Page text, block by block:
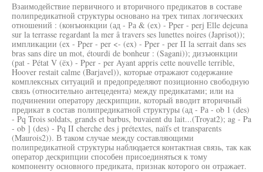
Взаимодействие первичного и вторичного предикатов в составе
полипредикатной структуры основано на трех типах логических
отношений : (конъюнкции (ад - Ра & (ex) - Pper - perj Elle dejeuna
sur la terrasse regardant la mer â travers ses lunettes noires (Japrisot));
импликации (ex - Pper - per <- (ex) - Pper - per II la serrait dans ses
bras sans dire un mot, étourdi de bonheur : (Sagani)); дизъюнкции
(pat - Pétat V (ëx) - Pper - per Ayant appris cette nouvelle terrible,
Hoover restait calme (Barjavel)), которые отражают содержание
комплексных ситуаций и предопределяют позиционно свободную
связь (относительно антецедента) между предикатами; или на
подчинении оператору дескрипции, который вводит вторичный
предикат в состав полипредикатной структуры (ад - Ра - ob 1 (des)
- Pq Trois soldats, grands et barbus, buvaient du lait...(Troyat2); ag - Pa
- ob ] (des) - Pq II cherche des j prétextes, naïfs et transparents
(Maurois2)). В таком случае между составляющими
полипредикатной структуры наблюдается контактная связь, так как
оператор дескрипции способен присоединяться к тому
компоненту основного предиката, признак которого он отражает.